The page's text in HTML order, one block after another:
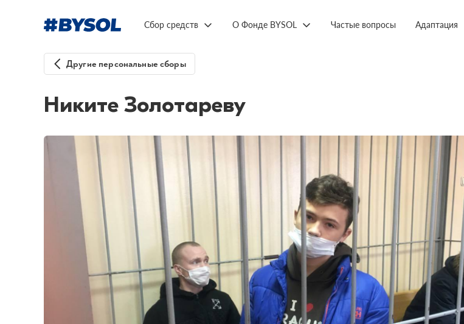
Сбор средств О Фонде BYSOL Частые вопросы Адаптация
Другие персональные сборы
Никите Золотареву